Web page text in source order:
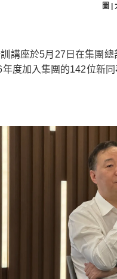
圖 |
講座於5月27日在集團
度加入集團的142位新